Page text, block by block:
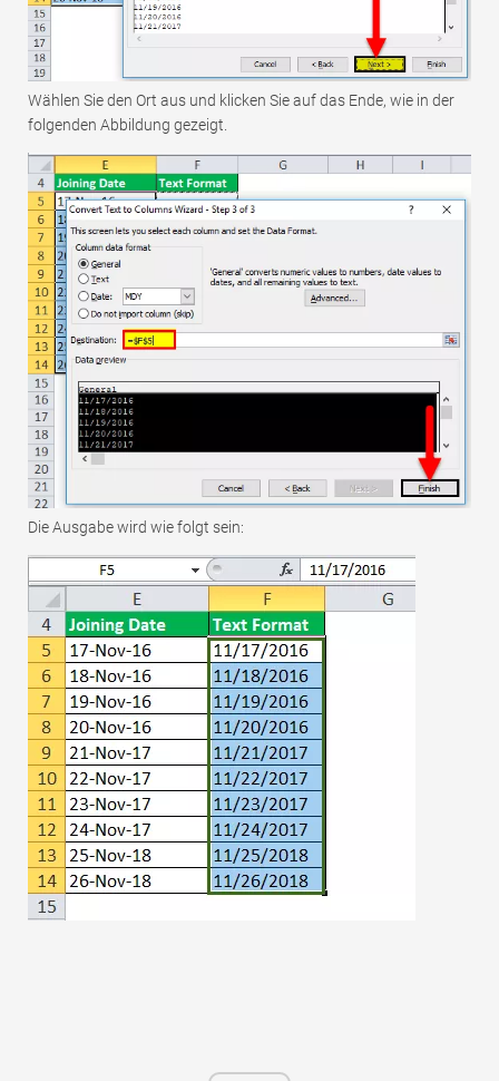
Wählen Sie den Ort aus und klicken Sie auf das Ende, wie in der
folgenden Abbildung gezeigt.
Die Ausgabe wird wie folgt sein: